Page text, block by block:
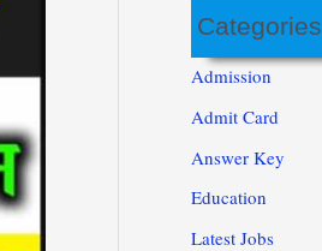
Categories
Admission
Admit Card
Answer Key
Education
Latest Jobs